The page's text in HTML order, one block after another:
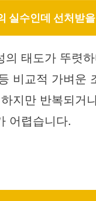
실수인데 선처받
의 태도가 뚜렷
비교적 가벼운
지만 반복되거
어렵습니다.